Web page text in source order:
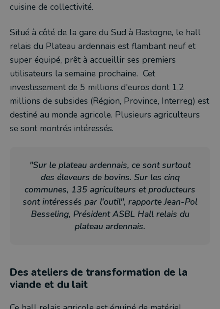
cuisine de collectivité.
Situé à côté de la gare du Sud à Bastogne, le hall
relais du Plateau ardennais est flambant neuf et
super équipé, prêt à accueillir ses premiers
utilisateurs la semaine prochaine. Cet
investissement de 5 millions d'euros dont 1,2
millions de subsides (Région, Province, Interreg) est
destiné au monde agricole. Plusieurs agriculteurs
se sont montrés intéressés.
"Sur le plateau ardennais, ce sont surtout
des éleveurs de bovins. Sur les cinq
communes, 135 agriculteurs et producteurs
sont intéressés par l'outil", rapporte Jean-Pol
Besseling, Président ASBL Hall relais du
plateau ardennais.
Des ateliers de transformation de la
viande et du lait